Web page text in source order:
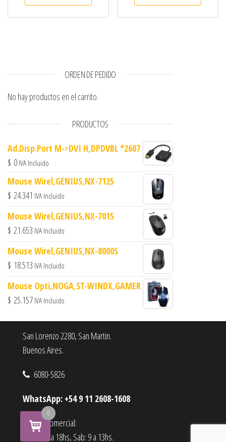
ORDEN DE PEDIDO
No hay productos en el carrito.
PRODUCTOS
Ad.Disp.Port M->DVI H,DPDVBL *2607
$ 0 IVA Incluido
Mouse Wirel,GENIUS,NX-7125
$ 24.341 IVA Incluido
Mouse Wirel,GENIUS,NX-7015
$ 21.653 IVA Incluido
Mouse Wirel,GENIUS,NX-8000S
$ 18.513 IVA Incluido
Mouse Opti,NOGA,ST-WINDX,GAMER
$ 25.157 IVA Incluido
San Lorenzo 2280, San Martin.
Buenos Aires.
6080-5826
WhatsApp: +54 9 11 2608-1608
Horario comercial:
Lu a Vi : 9 a 18hs, Sab: 9 a 13hs.
0